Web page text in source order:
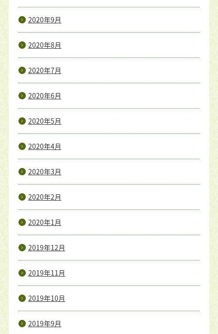
2020年9月
2020年8月
2020年7月
2020年6月
2020年5月
2020年4月
2020年3月
2020年2月
2020年1月
2019年12月
2019年11月
2019年10月
2019年9月